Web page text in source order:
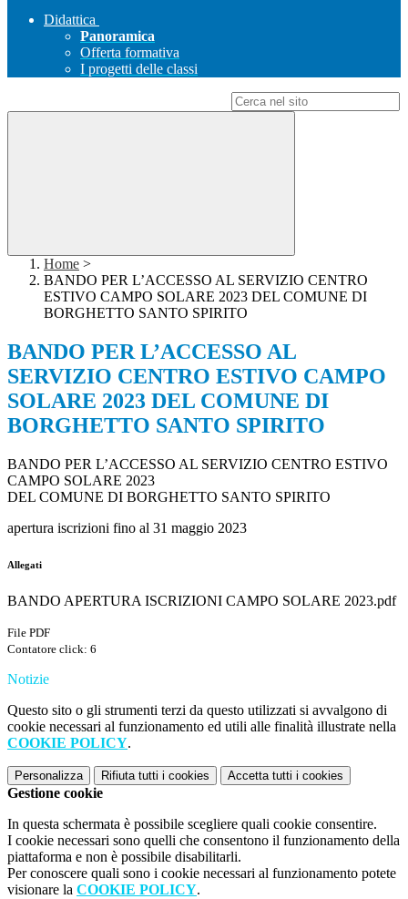
Didattica
Panoramica
Offerta formativa
I progetti delle classi
Home >
BANDO PER L’ACCESSO AL SERVIZIO CENTRO
ESTIVO CAMPO SOLARE 2023 DEL COMUNE DI
BORGHETTO SANTO SPIRITO
BANDO PER L’ACCESSO AL
SERVIZIO CENTRO ESTIVO CAMPO
SOLARE 2023 DEL COMUNE DI
BORGHETTO SANTO SPIRITO
BANDO PER L’ACCESSO AL SERVIZIO CENTRO ESTIVO
CAMPO SOLARE 2023
DEL COMUNE DI BORGHETTO SANTO SPIRITO
apertura iscrizioni fino al 31 maggio 2023
Allegati
BANDO APERTURA ISCRIZIONI CAMPO SOLARE 2023.pdf
File PDF
Contatore click: 6
Notizie
Questo sito o gli strumenti terzi da questo utilizzati si avvalgono di
cookie necessari al funzionamento ed utili alle finalità illustrate nella
COOKIE POLICY.
Personalizza Rifiuta tutti i cookies Accetta tutti i cookies
Gestione cookie
In questa schermata è possibile scegliere quali cookie consentire.
I cookie necessari sono quelli che consentono il funzionamento della
piattaforma e non è possibile disabilitarli.
Per conoscere quali sono i cookie necessari al funzionamento potete
visionare la COOKIE POLICY.